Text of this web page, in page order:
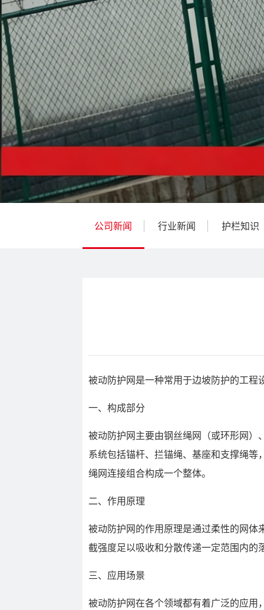
公司新闻 行业新闻 护栏知识
被动防护网是一种常用于边坡防护的工程
一、构成部分
被动防护网主要由钢丝绳网（或环形网
系统包括锚杆、拦锚绳、基座和支撑绳
绳网连接组合构成一个整体。
二、作用原理
被动防护网的作用原理是通过柔性的网
截强度足以吸收和分散传递一定范围内的
三、应用场景
被动防护网在各个领域都有着广泛的应用